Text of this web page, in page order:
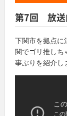
第7回 放送
下関市を拠点に
関でゴリ推しち
事ぶりを紹介し